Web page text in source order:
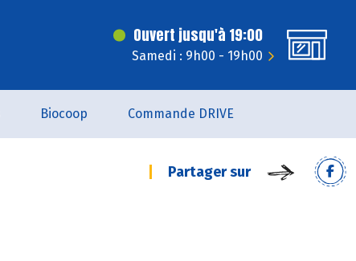
Ouvert jusqu'à 19:00
Samedi : 9h00 - 19h00
Biocoop Commande DRIVE
Partager sur